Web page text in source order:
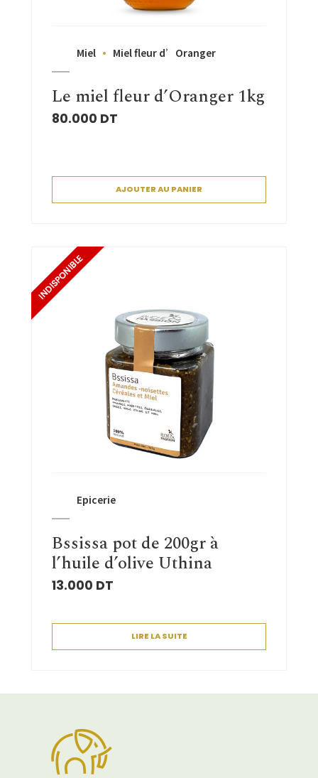
Miel Miel fleur d’Oranger
Le miel fleur d’Oranger 1kg
80.000 DT
AJOUTER AU PANIER
Epicerie
Bssissa pot de 200gr à
l’huile d’olive Uthina
13.000 DT
LIRE LA SUITE